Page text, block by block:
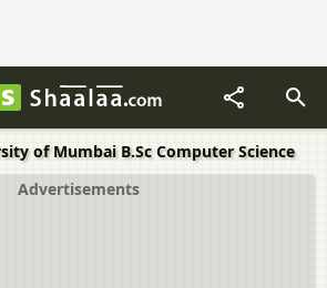
of Mumbai B.Sc Computer Science
Advertisements